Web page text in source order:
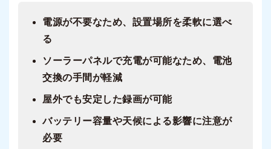
電源が不要なため、設置場所を柔軟に選べ
る
ソーラーパネルで充電が可能なため、電池
交換の手間が軽減
屋外でも安定した録画が可能
バッテリー容量や天候による影響に注意が
必要